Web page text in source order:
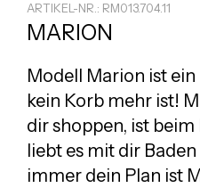
ARTIKEL-NR.: RM013.704.11
MARION
Modell Marion ist
kein Korb mehr ist!
dir shoppen, ist
liebt es mit dir
immer dein Plan ist